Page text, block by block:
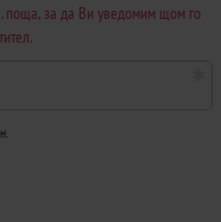
поща, за да Ви уведомим щом го